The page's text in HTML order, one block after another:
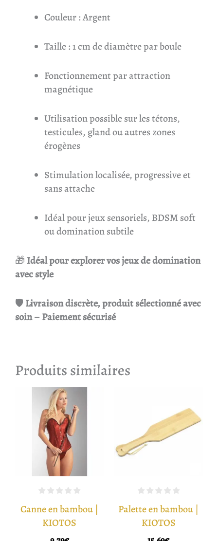
Couleur : Argent
Taille : 1 cm de diamètre par boule
Fonctionnement par attraction
magnétique
Utilisation possible sur les tétons,
testicules, gland ou autres zones
érogènes
Stimulation localisée, progressive et
sans attache
Idéal pour jeux sensoriels, BDSM soft
ou domination subtile
🎁 Idéal pour explorer vos jeux de domination
avec style
🛡 Livraison discrète, produit sélectionné avec
soin – Paiement sécurisé
Produits similaires
Canne en bambou |
KIOTOS
Palette en bambou |
KIOTOS